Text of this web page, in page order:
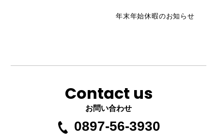
年末年始休暇のお知らせ
Contact us
お問い合わせ
0897-56-3930